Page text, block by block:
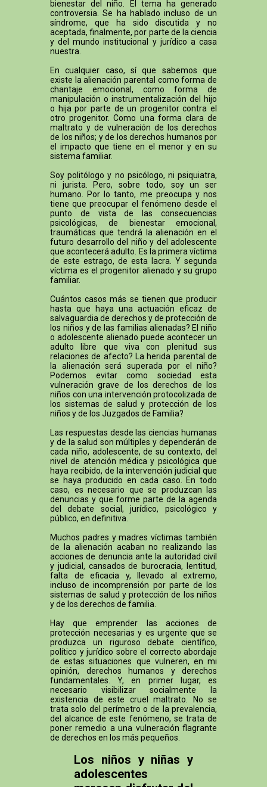
bienestar del niño. El tema ha generado
controversia. Se ha hablado incluso de un
síndrome, que ha sido discutida y no
aceptada, finalmente, por parte de la ciencia
y del mundo institucional y jurídico a casa
nuestra.
En cualquier caso, sí que sabemos que
existe la alienación parental como forma de
chantaje emocional, como forma de
manipulación o instrumentalización del hijo
o hija por parte de un progenitor contra el
otro progenitor. Como una forma clara de
maltrato y de vulneración de los derechos
de los niños; y de los derechos humanos por
el impacto que tiene en el menor y en su
sistema familiar.
Soy politólogo y no psicólogo, ni psiquiatra,
ni jurista. Pero, sobre todo, soy un ser
humano. Por lo tanto, me preocupa y nos
tiene que preocupar el fenómeno desde el
punto de vista de las consecuencias
psicológicas, de bienestar emocional,
traumáticas que tendrá la alienación en el
futuro desarrollo del niño y del adolescente
que acontecerá adulto. Es la primera víctima
de este estrago, de esta lacra. Y segunda
víctima es el progenitor alienado y su grupo
familiar.
Cuántos casos más se tienen que producir
hasta que haya una actuación eficaz de
salvaguardia de derechos y de protección de
los niños y de las familias alienadas? El niño
o adolescente alienado puede acontecer un
adulto libre que viva con plenitud sus
relaciones de afecto? La herida parental de
la alienación será superada por el niño?
Podemos evitar como sociedad esta
vulneración grave de los derechos de los
niños con una intervención protocolizada de
los sistemas de salud y protección de los
niños y de los Juzgados de Familia?
Las respuestas desde las ciencias humanas
y de la salud son múltiples y dependerán de
cada niño, adolescente, de su contexto, del
nivel de atención médica y psicológica que
haya recibido, de la intervención judicial que
se haya producido en cada caso. En todo
caso, es necesario que se produzcan las
denuncias y que forme parte de la agenda
del debate social, jurídico, psicológico y
público, en definitiva.
Muchos padres y madres víctimas también
de la alienación acaban no realizando las
acciones de denuncia ante la autoridad civil
y judicial, cansados de burocracia, lentitud,
falta de eficacia y, llevado al extremo,
incluso de incomprensión por parte de los
sistemas de salud y protección de los niños
y de los derechos de familia.
Hay que emprender las acciones de
protección necesarias y es urgente que se
produzca un riguroso debate científico,
político y jurídico sobre el correcto abordaje
de estas situaciones que vulneren, en mi
opinión, derechos humanos y derechos
fundamentales. Y, en primer lugar, es
necesario visibilizar socialmente la
existencia de este cruel maltrato. No se
trata solo del perímetro o de la prevalencia,
del alcance de este fenómeno, se trata de
poner remedio a una vulneración flagrante
de derechos en los más pequeños.
Los niños y niñas y
adolescentes